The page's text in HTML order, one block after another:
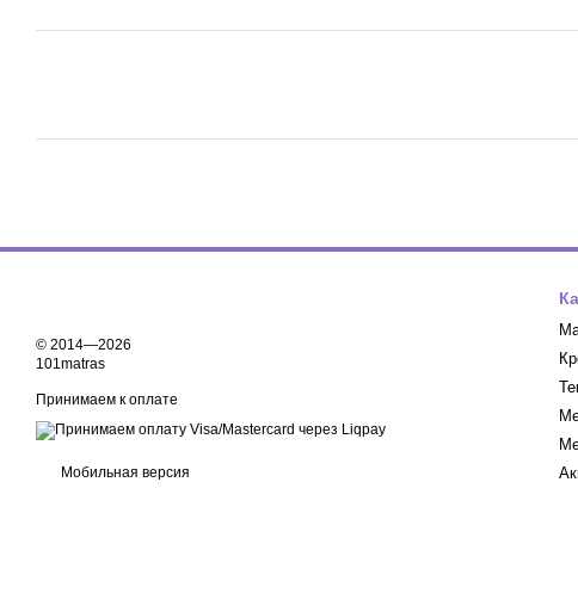
© 2014—2026
101matras
Принимаем к оплате
Мобильная версия